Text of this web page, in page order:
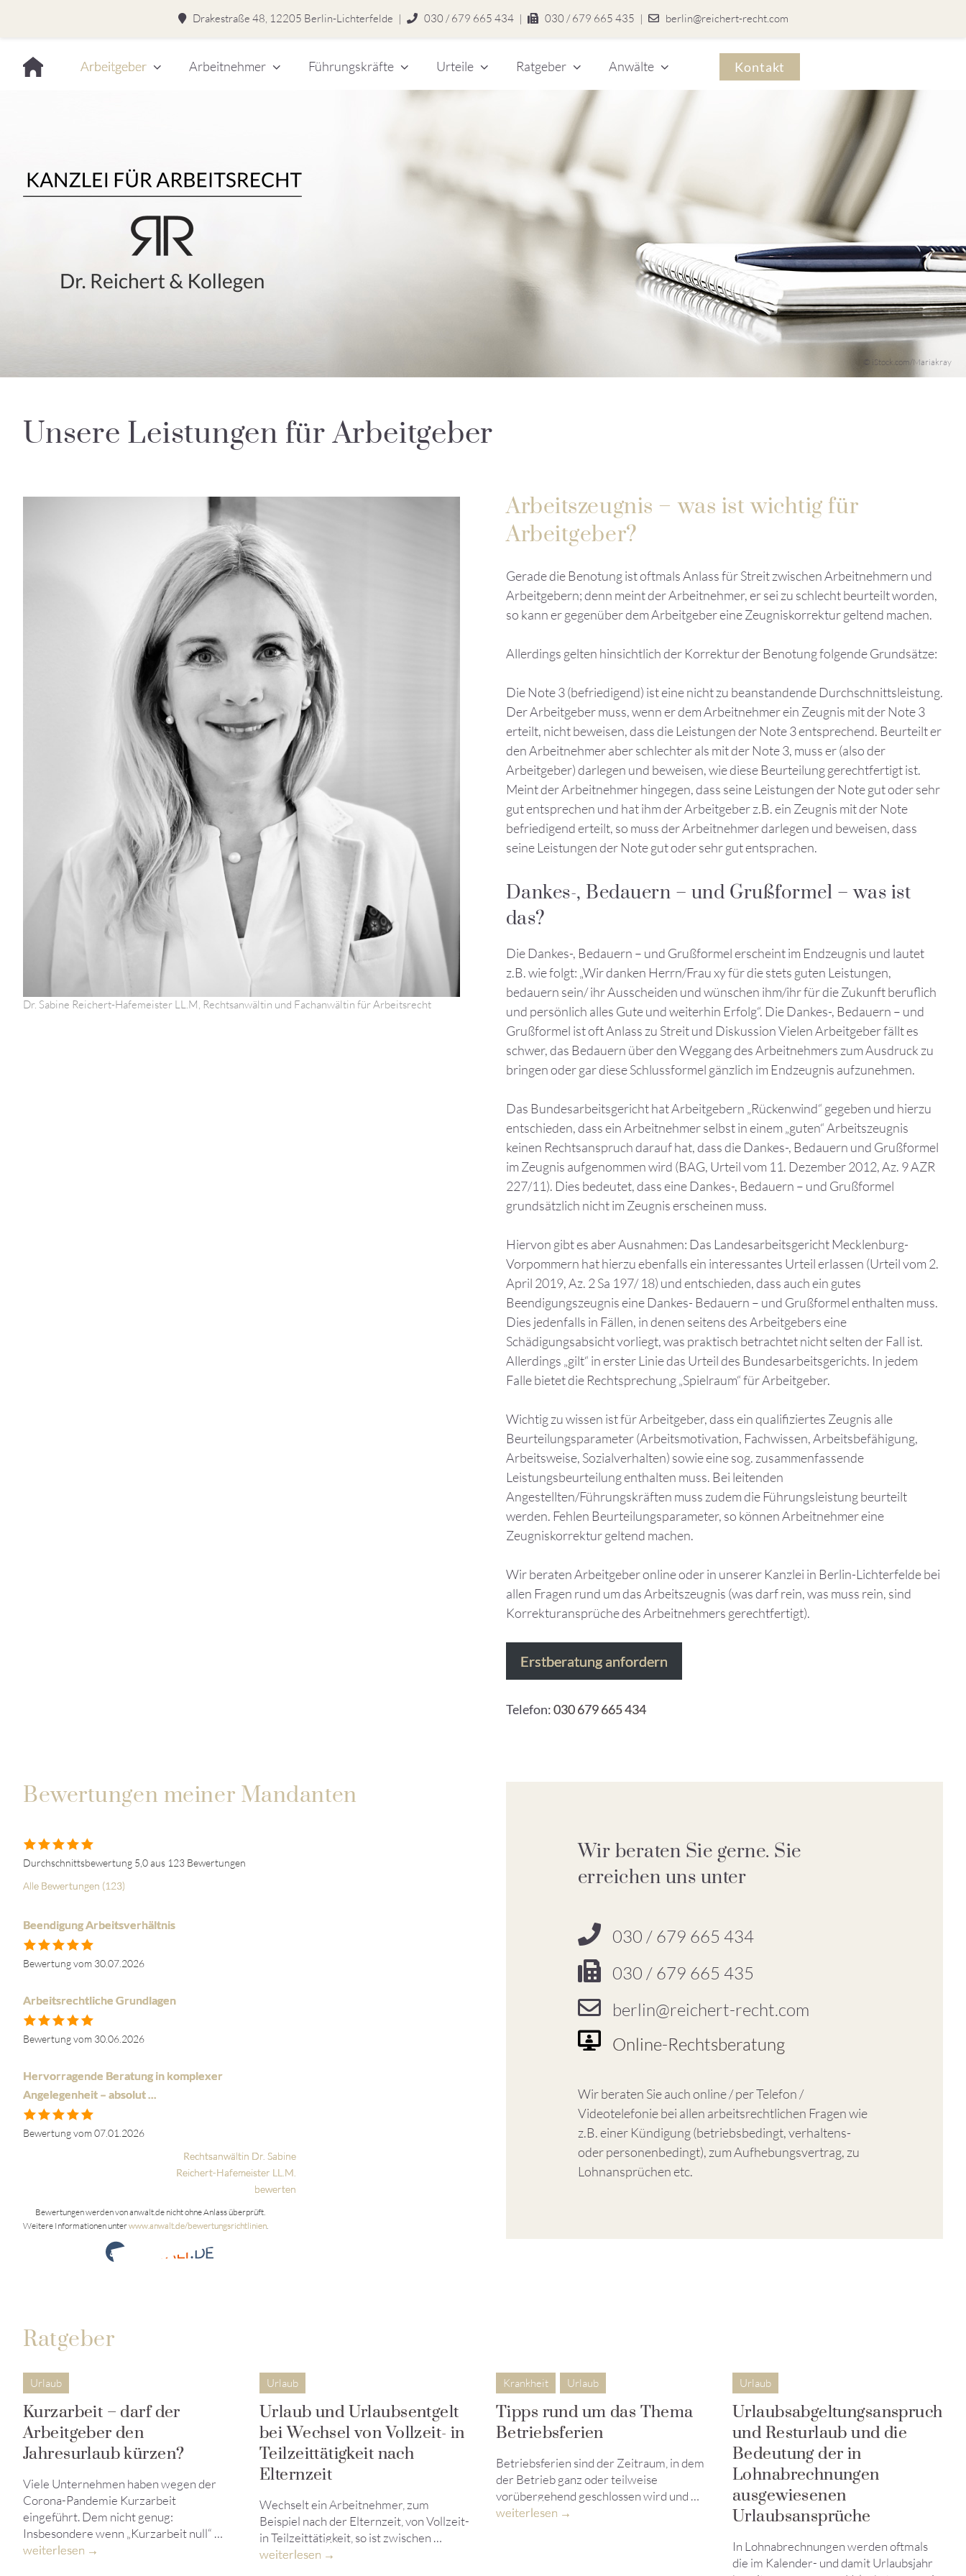
Drakestraße 48, 12205 Berlin-Lichterfelde | 030 / 679 665 434 | 030 / 679 665 435 | berlin@reichert-recht.com
Arbeitgeber Arbeitnehmer Führungskräfte Urteile Ratgeber Anwälte Kontakt
Dr.
Reichert
© iStock.com/Mariakray
Unsere Leistungen für Arbeitgeber
Dr. Sabine Reichert-Hafemeister LL.M, Rechtsanwältin und Fachanwältin für Arbeitsrecht
Arbeitszeugnis – was ist wichtig für
Arbeitgeber?
Gerade die Benotung ist oftmals Anlass für Streit zwischen Arbeitnehmern und
Arbeitgebern; denn meint der Arbeitnehmer, er sei zu schlecht beurteilt worden,
so kann er gegenüber dem Arbeitgeber eine Zeugniskorrektur geltend machen.
Allerdings gelten hinsichtlich der Korrektur der Benotung folgende Grundsätze:
Die Note 3 (befriedigend) ist eine nicht zu beanstandende Durchschnittsleistung.
Der Arbeitgeber muss, wenn er dem Arbeitnehmer ein Zeugnis mit der Note 3
erteilt, nicht beweisen, dass die Leistungen der Note 3 entsprechend. Beurteilt er
den Arbeitnehmer aber schlechter als mit der Note 3, muss er (also der
Arbeitgeber) darlegen und beweisen, wie diese Beurteilung gerechtfertigt ist.
Meint der Arbeitnehmer hingegen, dass seine Leistungen der Note gut oder sehr
gut entsprechen und hat ihm der Arbeitgeber z.B. ein Zeugnis mit der Note
befriedigend erteilt, so muss der Arbeitnehmer darlegen und beweisen, dass
seine Leistungen der Note gut oder sehr gut entsprachen.
Dankes-, Bedauern – und Grußformel – was ist
das?
Die Dankes-, Bedauern – und Grußformel erscheint im Endzeugnis und lautet
z.B. wie folgt: „Wir danken Herrn/Frau xy für die stets guten Leistungen,
bedauern sein/ ihr Ausscheiden und wünschen ihm/ihr für die Zukunft beruflich
und persönlich alles Gute und weiterhin Erfolg“. Die Dankes-, Bedauern – und
Grußformel ist oft Anlass zu Streit und Diskussion Vielen Arbeitgeber fällt es
schwer, das Bedauern über den Weggang des Arbeitnehmers zum Ausdruck zu
bringen oder gar diese Schlussformel gänzlich im Endzeugnis aufzunehmen.
Das Bundesarbeitsgericht hat Arbeitgebern „Rückenwind“ gegeben und hierzu
entschieden, dass ein Arbeitnehmer selbst in einem „guten“ Arbeitszeugnis
keinen Rechtsanspruch darauf hat, dass die Dankes-, Bedauern und Grußformel
im Zeugnis aufgenommen wird (BAG, Urteil vom 11. Dezember 2012, Az. 9 AZR
227/11). Dies bedeutet, dass eine Dankes-, Bedauern – und Grußformel
grundsätzlich nicht im Zeugnis erscheinen muss.
Hiervon gibt es aber Ausnahmen: Das Landesarbeitsgericht Mecklenburg-
Vorpommern hat hierzu ebenfalls ein interessantes Urteil erlassen (Urteil vom 2.
April 2019, Az. 2 Sa 197/ 18) und entschieden, dass auch ein gutes
Beendigungszeugnis eine Dankes- Bedauern – und Grußformel enthalten muss.
Dies jedenfalls in Fällen, in denen seitens des Arbeitgebers eine
Schädigungsabsicht vorliegt, was praktisch betrachtet nicht selten der Fall ist.
Allerdings „gilt“ in erster Linie das Urteil des Bundesarbeitsgerichts. In jedem
Falle bietet die Rechtsprechung „Spielraum“ für Arbeitgeber.
Wichtig zu wissen ist für Arbeitgeber, dass ein qualifiziertes Zeugnis alle
Beurteilungsparameter (Arbeitsmotivation, Fachwissen, Arbeitsbefähigung,
Arbeitsweise, Sozialverhalten) sowie eine sog. zusammenfassende
Leistungsbeurteilung enthalten muss. Bei leitenden
Angestellten/Führungskräften muss zudem die Führungsleistung beurteilt
werden. Fehlen Beurteilungsparameter, so können Arbeitnehmer eine
Zeugniskorrektur geltend machen.
Wir beraten Arbeitgeber online oder in unserer Kanzlei in Berlin-Lichterfelde bei
allen Fragen rund um das Arbeitszeugnis (was darf rein, was muss rein, sind
Korrekturansprüche des Arbeitnehmers gerechtfertigt).
Erstberatung anfordern
Telefon:030 679 665 434
Bewertungen meiner Mandanten
Durchschnittsbewertung 5,0 aus 123 Bewertungen
Alle Bewertungen (123)
Beendigung Arbeitsverhältnis
Bewertung vom 30.07.2026
Arbeitsrechtliche Grundlagen
Bewertung vom 30.06.2026
Hervorragende Beratung in komplexer
Angelegenheit – absolut ...
Bewertung vom 07.01.2026
Rechtsanwältin Dr. Sabine
Reichert-Hafemeister LL.M.
bewerten
Bewertungen werden von anwalt.de nicht ohne Anlass überprüft.
Weitere Informationen unterwww.anwalt.de/bewertungsrichtlinien.
Wir beraten Sie gerne. Sie
erreichen uns unter
030 / 679 665 434
030 / 679 665 435
berlin@reichert-recht.com
Online-Rechtsberatung
Wir beraten Sie auch online / per Telefon /
Videotelefonie bei allen arbeitsrechtlichen Fragen wie
z.B. einer Kündigung (betriebsbedingt, verhaltens-
oder personenbedingt), zum Aufhebungsvertrag, zu
Lohnansprüchen etc.
Ratgeber
Urlaub
Kurzarbeit – darf der
Arbeitgeber den
Jahresurlaub kürzen?
Viele Unternehmen haben wegen der
Corona-Pandemie Kurzarbeit
eingeführt. Dem nicht genug:
Insbesondere wenn „Kurzarbeit null“ …
weiterlesen
Urlaub
Urlaub und Urlaubsentgelt
bei Wechsel von Vollzeit- in
Teilzeittätigkeit nach
Elternzeit
Wechselt ein Arbeitnehmer, zum
Beispiel nach der Elternzeit, von Vollzeit-
in Teilzeittätigkeit, so ist zwischen …
weiterlesen
Krankheit Urlaub
Tipps rund um das Thema
Betriebsferien
Betriebsferien sind der Zeitraum, in dem
der Betrieb ganz oder teilweise
vorübergehend geschlossen wird und …
weiterlesen
Urlaub
Urlaubsabgeltungsanspruch
und Resturlaub und die
Bedeutung der in
Lohnabrechnungen
ausgewiesenen
Urlaubsansprüche
In Lohnabrechnungen werden oftmals
die im Kalender- und damit Urlaubsjahr